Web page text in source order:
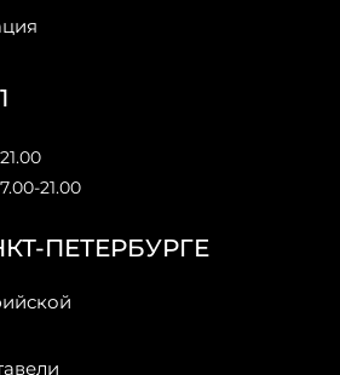
ПЕТЕРБУРГЕ
21.00